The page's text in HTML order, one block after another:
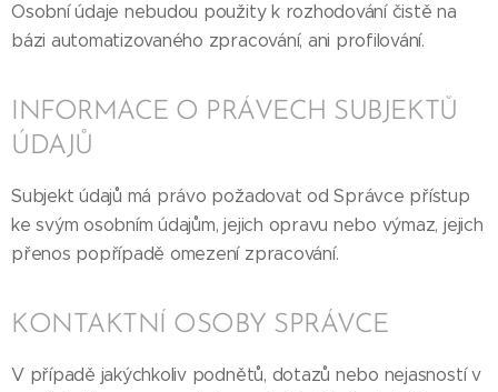
Osobní údaje nebudou použity k rozhodování čistě na
bázi automatizovaného zpracování, ani profilování.
INFORMACE O PRÁVECH SUBJEKTŮ
ÚDAJŮ
Subjekt údajů má právo požadovat od Správce přístup
ke svým osobním údajům, jejich opravu nebo výmaz, jejich
přenos popřípadě omezení zpracování.
KONTAKTNÍ OSOBY SPRÁVCE
V případě jakýchkoliv podnětů, dotazů nebo nejasností v